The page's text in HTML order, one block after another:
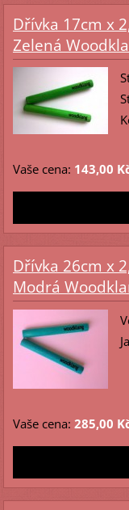
Dřívka 17cm x
Zelená
Vaše cena: 143,00
Dřívka 26cm x
Modrá
Vaše cena: 285,00